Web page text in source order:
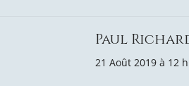
Paul
21 Août 2019 à 12